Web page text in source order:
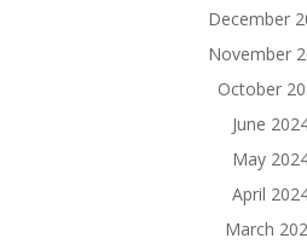
December
November
October
June
May
April
March